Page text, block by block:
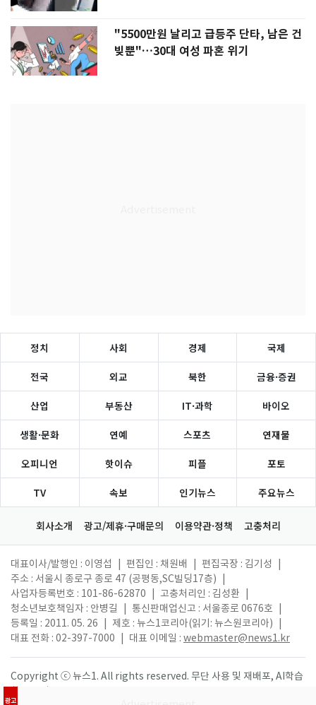
"5500만원 날리고 급등주 단타, 남은 건
빚뿐"…30대 여성 파혼 위기
광고
정치 사회 경제 국제
전국 외교 북한 금융·증권
산업 부동산 IT·과학 바이오
생활·문화 연예 스포츠 연재물
오피니언 핫이슈 피플 포토
TV 속보 인기뉴스 주요뉴스
회사소개 광고/제휴·구매문의 이용약관·정책 고충처리
대표이사/발행인 : 이영섭 편집인 : 채원배 편집국장 : 김기성
주소 : 서울시 종로구 종로 47 (공평동,SC빌딩17층)
사업자등록번호 : 101-86-62870
고충처리인 : 김성환
청소년보호책임자 : 안병길
통신판매업신고 : 서울종로 0676호
등록일 : 2011. 05. 26
제호 : 뉴스1코리아(읽기: 뉴스원코리아)
대표 전화 : 02-397-7000
대표 이메일 : webmaster@news1.kr
Copyright ⓒ 뉴스1. All rights reserved. 무단 사용 및 재배포, AI학습
활용 금지.